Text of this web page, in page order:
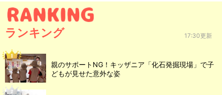
ランキング 17:30更新
親のサポートNG！キッザニア「化石発掘現場」で子
どもが見せた意外な姿